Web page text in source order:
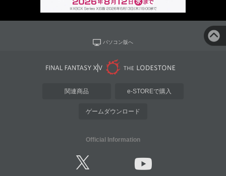
パソコン版へ
関連商品 e-STOREで購入
ゲームダウンロード
Official Information